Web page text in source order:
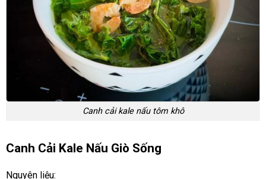
Canh cải kale nấu tôm khô
Canh Cải Kale Nấu Giò Sống
Nguyên liệu: